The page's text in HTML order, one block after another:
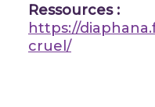
Ressources :
https://
cruel/